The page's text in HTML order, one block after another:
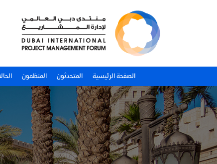
الصفحة الرئيسية المتحدثون المنظمون